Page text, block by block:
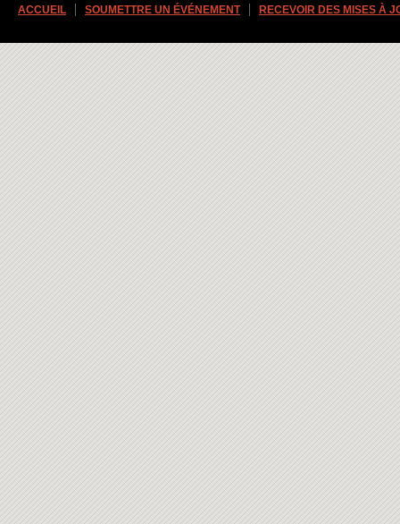
ACCUEIL SOUMETTRE UN ÉVÉNEMENT RECEVOIR DES MISES À